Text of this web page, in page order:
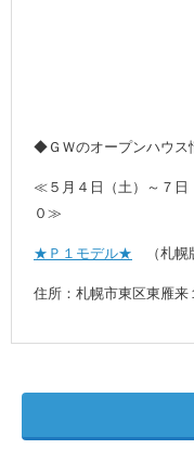
◆ＧＷのオープンハウ
≪５月４日（土）～７
０≫
★Ｐ１モデル★ （札幌
住所：札幌市東区東雁来